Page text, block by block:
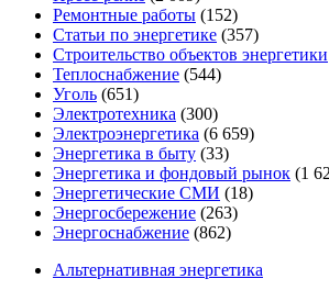
Ремонтные работы (152)
Статьи по энергетике (357)
Строительство объектов энергетики
Теплоснабжение (544)
Уголь (651)
Электротехника (300)
Электроэнергетика (6 659)
Энергетика в быту (33)
Энергетика и фондовый рынок (1
Энергетические СМИ (18)
Энергосбережение (263)
Энергоснабжение (862)
Альтернативная энергетика